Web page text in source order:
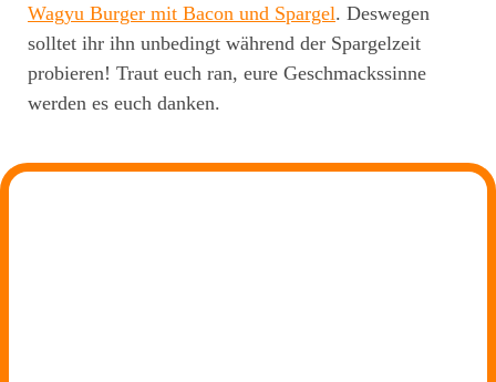
Wagyu Burger mit Bacon und Spargel. Deswegen
solltet ihr ihn unbedingt während der Spargelzeit
probieren! Traut euch ran, eure Geschmackssinne
werden es euch danken.